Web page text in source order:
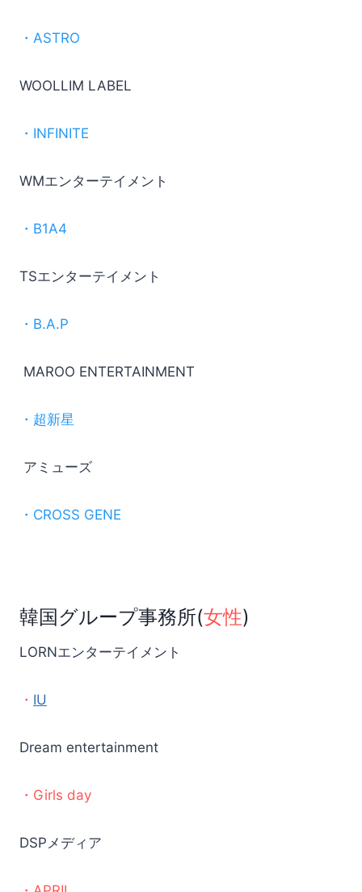
・ASTRO
WOOLLIM LABEL
・INFINITE
WMエンターテイメント
・B1A4
TSエンターテイメント
・B.A.P
MAROO ENTERTAINMENT
・超新星
アミューズ
・CROSS GENE
韓国グループ事務所(女性)
LORNエンターテイメント
・ IU
Dream entertainment
・Girls day
DSPメディア